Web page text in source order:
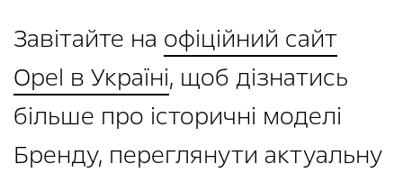
Завітайте на офіційний сайт
Opel в Україні, щоб дізнатись
більше про історичні моделі
Бренду, переглянути актуальну